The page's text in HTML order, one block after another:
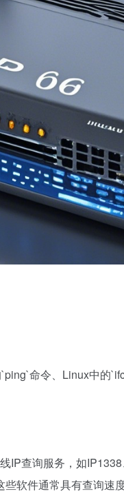
命令、Linux中的
查询服务，如IP1338
软件通常具有查询速